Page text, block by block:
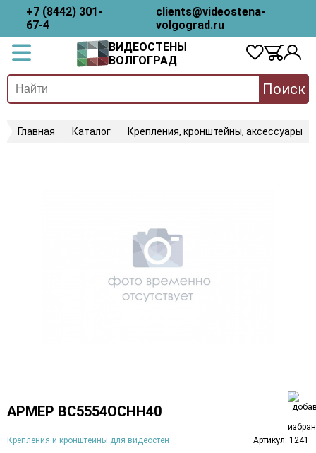
+7 (8442) 301-
67-4
clients@videostena-
volgograd.ru
ВИДЕОСТЕНЫ
ВОЛГОГРАД
Поиск
Главная Каталог Крепления, кронштейны, аксессуары
АРМЕР ВС5554ОСНН40
Крепления и кронштейны для видеостен Артикул: 1241